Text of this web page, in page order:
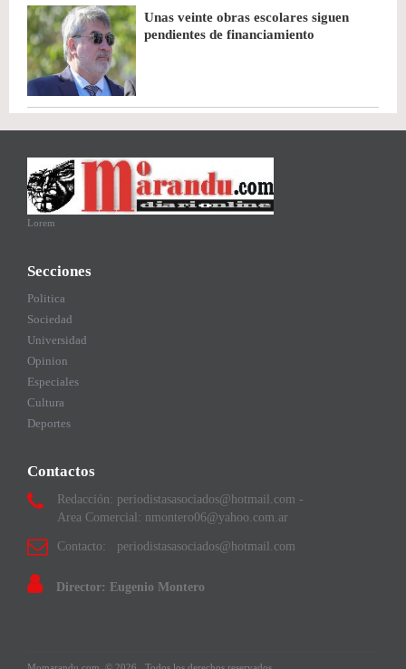
Unas veinte obras escolares siguen
pendientes de financiamiento
Lorem
Secciones
Politica
Sociedad
Universidad
Opinion
Especiales
Cultura
Deportes
Contactos
Redacción: periodistasasociados@hotmail.com -
Area Comercial: nmontero06@yahoo.com.ar
Contacto: periodistasasociados@hotmail.com
Director: Eugenio Montero